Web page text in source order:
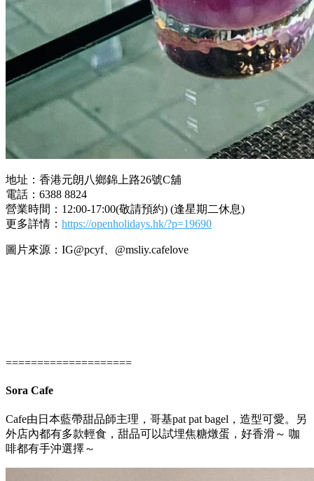
地址：香港元朗八鄉錦上路26號C舖
電話：6388 8824
營業時間：12:00-17:00(敬請預約) (逢星期二休息)
更多詳情： https://openholidays.hk/?p=19690
圖片來源：IG@pcyf、@msliy.cafelove
====================
Sora Cafe